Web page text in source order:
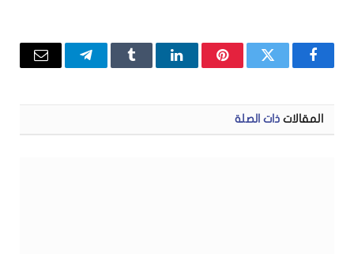
فيسبوكتويتر بينتيريستلينكدإنTumblrتيلقرامالبريد
المقالات ذات الصلة